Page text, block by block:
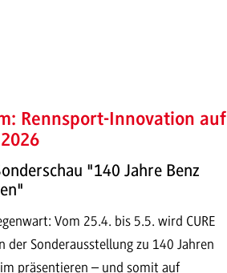
Rennsport-Innovation auf
"140 Jahre Benz
Vom 25.4. bis 5.5. wird CURE
der Sonderausstellung zu 140 Jahren
präsentieren – und somit auf